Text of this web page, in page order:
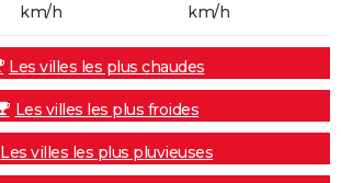
km/h
km/h
Les villes les plus chaudes
Les villes les plus froides
Les villes les plus pluvieuses